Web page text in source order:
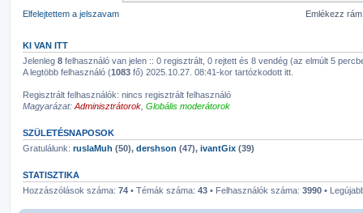
Elfelejtettem a jelszavam
Emlékezz
KI VAN ITT
Jelenleg 8 felhasználó van jelen :: 0 regisztrált, 0 rejtett és 8 vendég (az elmúlt 5
A legtöbb felhasználó (1083 fő) 2025.10.27. 08:41-kor tartózkodott itt.
Regisztrált felhasználók: nincs regisztrált felhasználó
Magyarázat: Adminisztrátorok Globális moderátorok
SZÜLETÉSNAPOSOK
Gratulálunk: ruslaMuh (50), dershson (47), ivantGix (39)
STATISZTIKA
Hozzászólások száma: 74 • Témák száma: 43 • Felhasználók száma: 3990 •